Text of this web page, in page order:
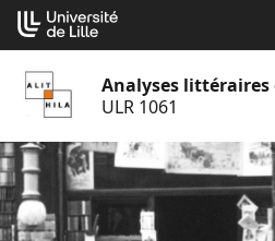
Aller
au
Analyses
ULR 1061
Cookies management panel